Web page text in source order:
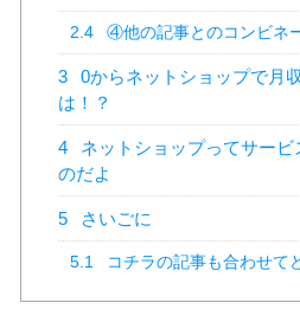
2.4 ④他の記事とのコンビネ
3
0からネットショップで月
は！？
4
ネットショップってサー
のだよ
5 さいごに
5.1 コチラの記事も合わせて